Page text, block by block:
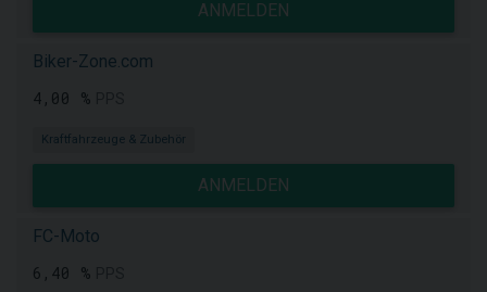
ANMELDEN
Biker-Zone.com
4,00 %
Kraftfahrzeuge & Zubehör
ANMELDEN
FC-Moto
6,40 %